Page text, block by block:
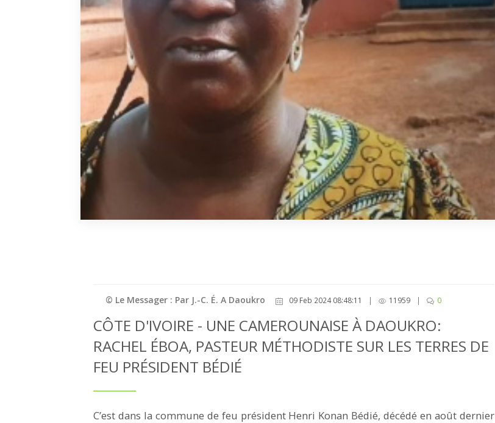
© Le Messager : Par J.-C. É. A Daoukro 09 Feb 2024 08:48:11 | 11959 | 0
CÔTE D'IVOIRE - UNE CAMEROUNAISE À DAOUKRO:
RACHEL ÉBOA, PASTEUR MÉTHODISTE SUR LES TERRES DE
FEU PRÉSIDENT BÉDIÉ
C’est dans la commune de feu président Henri Konan Bédié, décédé en août dernier